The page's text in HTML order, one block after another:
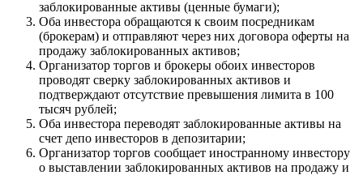
заблокированные активы (ценные бумаги);
Оба инвестора обращаются к своим посредникам
(брокерам) и отправляют через них договора оферты на
продажу заблокированных активов;
Организатор торгов и брокеры обоих инвесторов
проводят сверку заблокированных активов и
подтверждают отсутствие превышения лимита в 100
тысяч рублей;
Оба инвестора переводят заблокированные активы на
счет депо инвесторов в депозитарии;
Организатор торгов сообщает иностранному инвестору
о выставлении заблокированных активов на продажу и